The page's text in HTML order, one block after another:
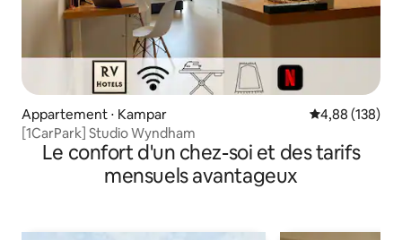
Appartement ⋅ Kampar Évaluation
4,88 (138)
[1CarPark] Studio Wyndham
Le confort d'un chez-soi et des tarifs
mensuels avantageux